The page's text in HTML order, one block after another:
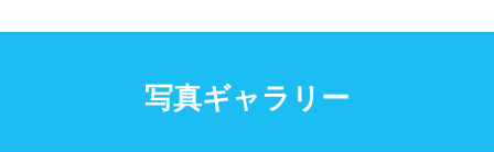
写真ギャラリー